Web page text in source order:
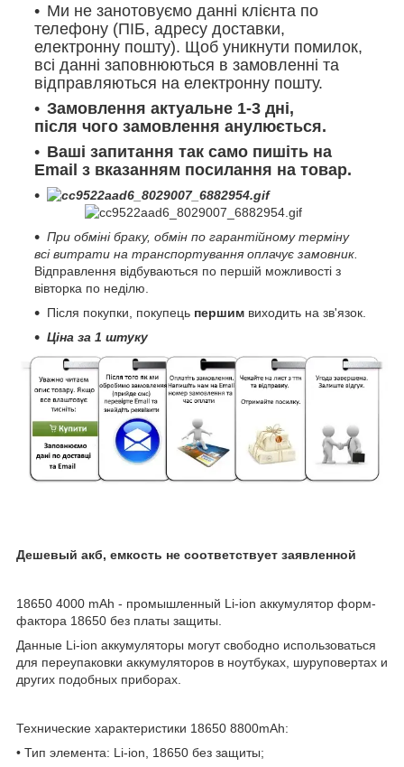
Ми не занотовуємо данні клієнта по
телефону (ПІБ, адресу доставки,
електронну пошту). Щоб уникнути помилок,
всі данні заповнюються в замовленні та
відправляються на електронну пошту.
Замовлення актуальне 1-3 дні,
після чого замовлення анулюється.
Ваші запитання так само пишіть на
Email з вказанням посилання на товар.
При обміні браку, обмін по гарантійному терміну
всі витрати на транспортування оплачує замовник.
Відправлення відбуваються по першій можливості з
вівторка по неділю.
Після покупки, покупець першим виходить на зв'язок.
Ціна за 1 штуку
Дешевый акб, емкость не соответствует заявленной
18650 4000 mAh - промышленный Li-ion аккумулятор форм-
фактора 18650 без платы защиты.
Данные Li-ion аккумуляторы могут свободно использоваться
для переупаковки аккумуляторов в ноутбуках, шуруповертах и
других подобных приборах.
Технические характеристики 18650 8800mAh:
• Тип элемента: Li-ion, 18650 без защиты;